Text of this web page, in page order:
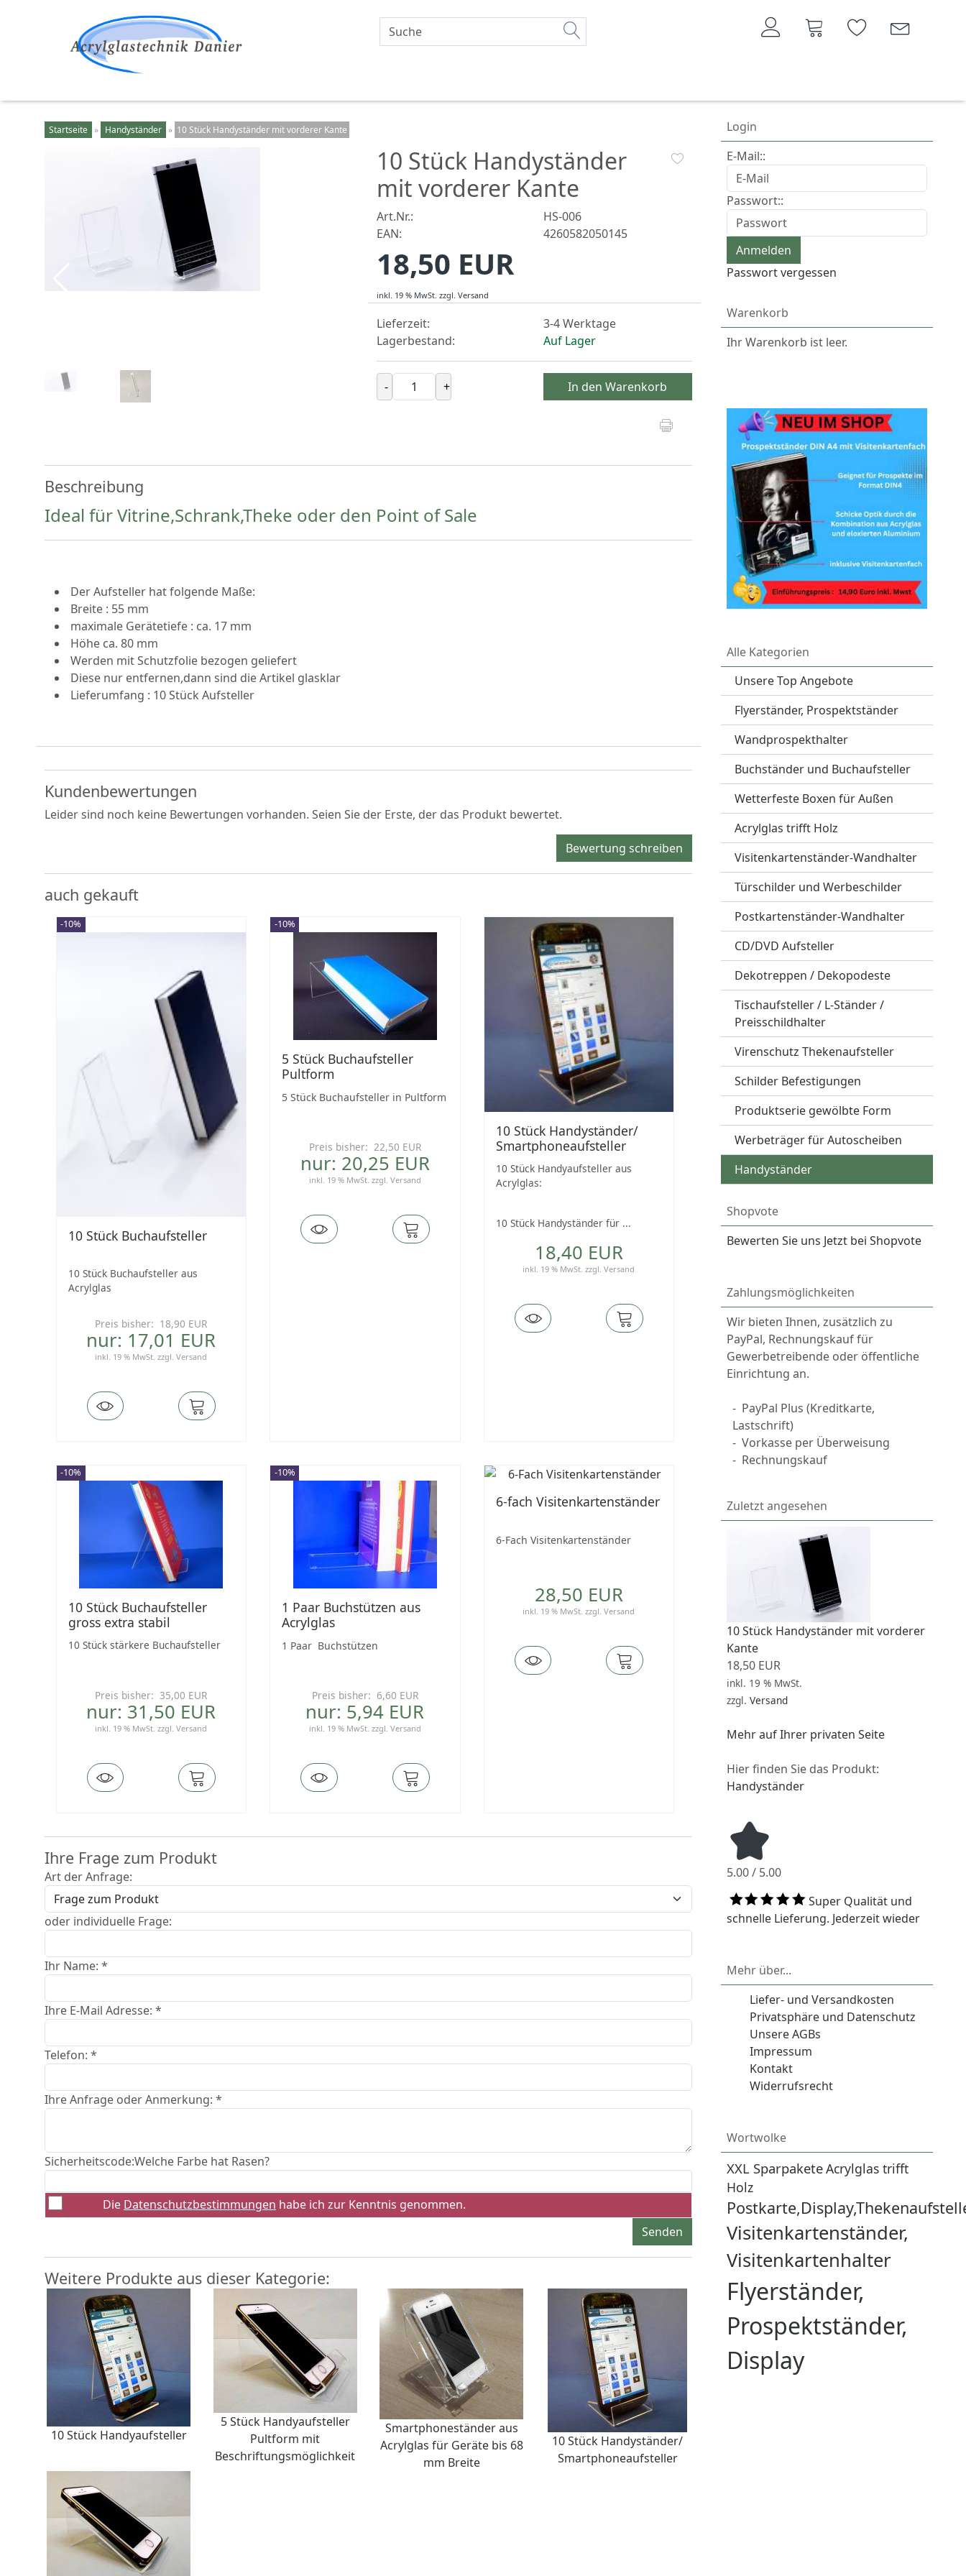
Startseite » Handyständer » 10 Stück Handyständer mit vorderer Kante
10 Stück Handyständer
mit vorderer Kante
Art.Nr.:
HS-006
EAN:
4260582050145
18,50 EUR
inkl. 19 % MwSt. zzgl.Versand
Lieferzeit:
3-4 Werktage
Lagerbestand:
Auf Lager
- + In den Warenkorb
Beschreibung
Ideal für Vitrine,Schrank,Theke oder den Point of Sale
Der Aufsteller hat folgende Maße:
Breite : 55 mm
maximale Gerätetiefe : ca. 17 mm
Höhe ca. 80 mm
Werden mit Schutzfolie bezogen geliefert
Diese nur entfernen,dann sind die Artikel glasklar
Lieferumfang : 10 Stück Aufsteller
Kundenbewertungen
Leider sind noch keine Bewertungen vorhanden. Seien Sie der Erste, der das Produkt bewertet.
Bewertung schreiben
auch gekauft
-10%
10 Stück Buchaufsteller
10 Stück Buchaufsteller aus
Acrylglas
Preis bisher: 18,90 EUR
nur: 17,01 EUR
inkl. 19 % MwSt. zzgl.Versand
-10%
5 Stück Buchaufsteller
Pultform
5 Stück Buchaufsteller in Pultform
Preis bisher: 22,50 EUR
nur: 20,25 EUR
inkl. 19 % MwSt. zzgl. Versand
10 Stück Handyständer/
Smartphoneaufsteller
10 Stück Handyaufsteller aus
Acrylglas:
10 Stück Handyständer für ...
18,40 EUR
inkl. 19 % MwSt. zzgl.Versand
-10%
10 Stück Buchaufsteller
gross extra stabil
10 Stück stärkere Buchaufsteller
Preis bisher: 35,00 EUR
nur: 31,50 EUR
inkl. 19 % MwSt. zzgl.Versand
-10%
1 Paar Buchstützen aus
Acrylglas
1 Paar Buchstützen
Preis bisher: 6,60 EUR
nur: 5,94 EUR
inkl. 19 % MwSt. zzgl. Versand
6-fach Visitenkartenständer
6-Fach Visitenkartenständer
28,50 EUR
inkl. 19 % MwSt. zzgl.Versand
Ihre Frage zum Produkt
Art der Anfrage:
oder individuelle Frage:
Ihr Name: *
Ihre E-Mail Adresse: *
Telefon: *
Ihre Anfrage oder Anmerkung: *
Sicherheitscode:Welche Farbe hat Rasen?
Die Datenschutzbestimmungen habe ich zur Kenntnis genommen.
Senden
Weitere Produkte aus dieser Kategorie:
10 Stück Handyaufsteller
5 Stück Handyaufsteller
Pultform mit
Beschriftungsmöglichkeit
Smartphoneständer aus
Acrylglas für Geräte bis 68
mm Breite
10 Stück Handyständer/
Smartphoneaufsteller
Login
E-Mail::
Passwort::
Passwort vergessen
Warenkorb
Ihr Warenkorb ist leer.
Alle Kategorien
Unsere Top Angebote
Flyerständer, Prospektständer
Wandprospekthalter
Buchständer und Buchaufsteller
Wetterfeste Boxen für Außen
Acrylglas trifft Holz
Visitenkartenständer-Wandhalter
Türschilder und Werbeschilder
Postkartenständer-Wandhalter
CD/DVD Aufsteller
Dekotreppen / Dekopodeste
Tischaufsteller / L-Ständer /
Preisschildhalter
Virenschutz Thekenaufsteller
Schilder Befestigungen
Produktserie gewölbte Form
Werbeträger für Autoscheiben
Handyständer
Shopvote
Bewerten Sie uns Jetzt bei Shopvote
Zahlungsmöglichkeiten
Wir bieten Ihnen, zusätzlich zu
PayPal, Rechnungskauf für
Gewerbetreibende oder öffentliche
Einrichtung an.
- PayPal Plus (Kreditkarte,
Lastschrift)
-Vorkasse per Überweisung
- Rechnungskauf
Zuletzt angesehen
10 Stück Handyständer mit vorderer
Kante
18,50 EUR
inkl. 19 % MwSt.
zzgl.Versand
Mehr auf Ihrer privaten Seite
Hier finden Sie das Produkt:
Handyständer
5.00 / 5.00
Super Qualität und
schnelle Lieferung. Jederzeit wieder
Mehr über...
Liefer- und Versandkosten
Privatsphäre und Datenschutz
Unsere AGBs
Impressum
Kontakt
Widerrufsrecht
Wortwolke
XXL SparpaketeAcrylglas trifft
Holz
Visitenkartenständer,
Visitenkartenhalter
Flyerständer,
Prospektständer,
Display